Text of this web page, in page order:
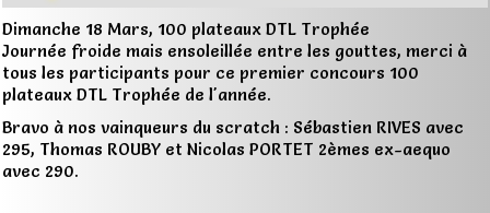
Dimanche 18 Mars, 100 plateaux DTL Trophée
Journée froide mais ensoleillée entre les gouttes, merci à
tous les participants pour ce premier concours 100
plateaux DTL Trophée de l'année.
Bravo à nos vainqueurs du scratch : Sébastien RIVES avec
295, Thomas ROUBY et Nicolas PORTET 2èmes ex-aequo
avec 290.